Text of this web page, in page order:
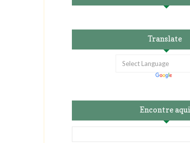
Translate
Encontre aqui